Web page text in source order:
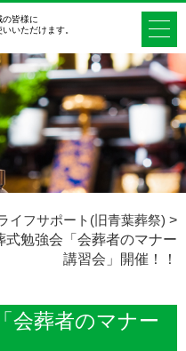
の皆様に
いいただけます。
イフサポート(旧青葉葬祭) >
式勉強会「会葬者のマナー
講習会」開催！！
会葬者のマナー